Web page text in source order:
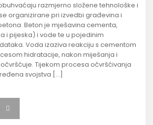
razmjerno složene tehnološke i
organizirane pri izvedbi građevina i
Beton je mješavina cementa,
i pijeska) i vode te u pojedinim
Voda izaziva reakciju s cementom
hidratacije, nakon miješanja i
Tijekom procesa očvršćivanja
svojstva […]